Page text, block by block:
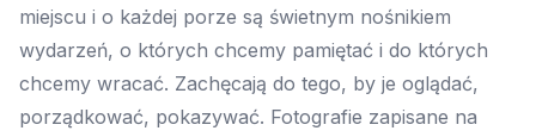
miejscu i o każdej porze są świetnym nośnikiem
wydarzeń, o których chcemy pamiętać i do których
chcemy wracać. Zachęcają do tego, by je oglądać,
porządkować, pokazywać. Fotografie zapisane na